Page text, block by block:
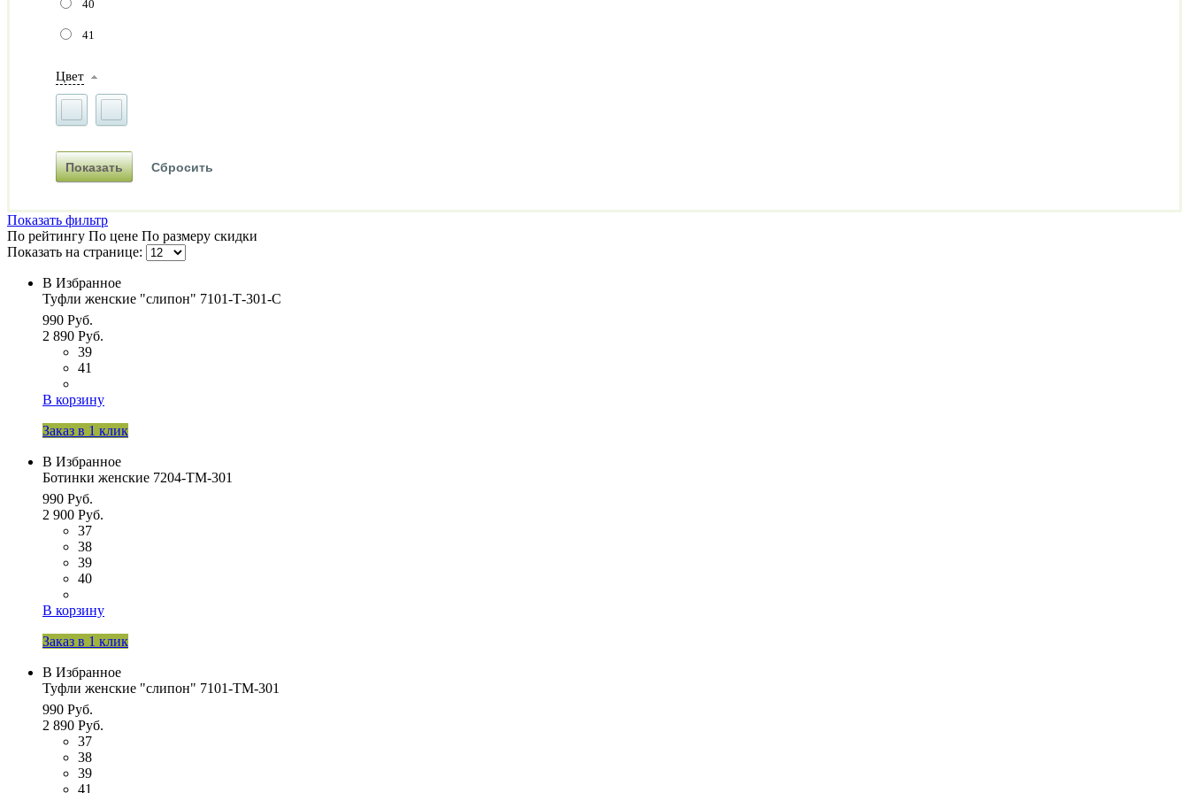
40
41
Цвет
Показать фильтр
По рейтингу По цене По размеру скидки
Показать на странице:
В Избранное
Туфли женские "слипон" 7101-Т-301-С
990 Руб.
2 890 Руб.
39
41
В корзину
Заказ в 1 клик
В Избранное
Ботинки женские 7204-ТМ-301
990 Руб.
2 900 Руб.
37
38
39
40
В корзину
Заказ в 1 клик
В Избранное
Туфли женские "слипон" 7101-ТМ-301
990 Руб.
2 890 Руб.
37
38
39
41